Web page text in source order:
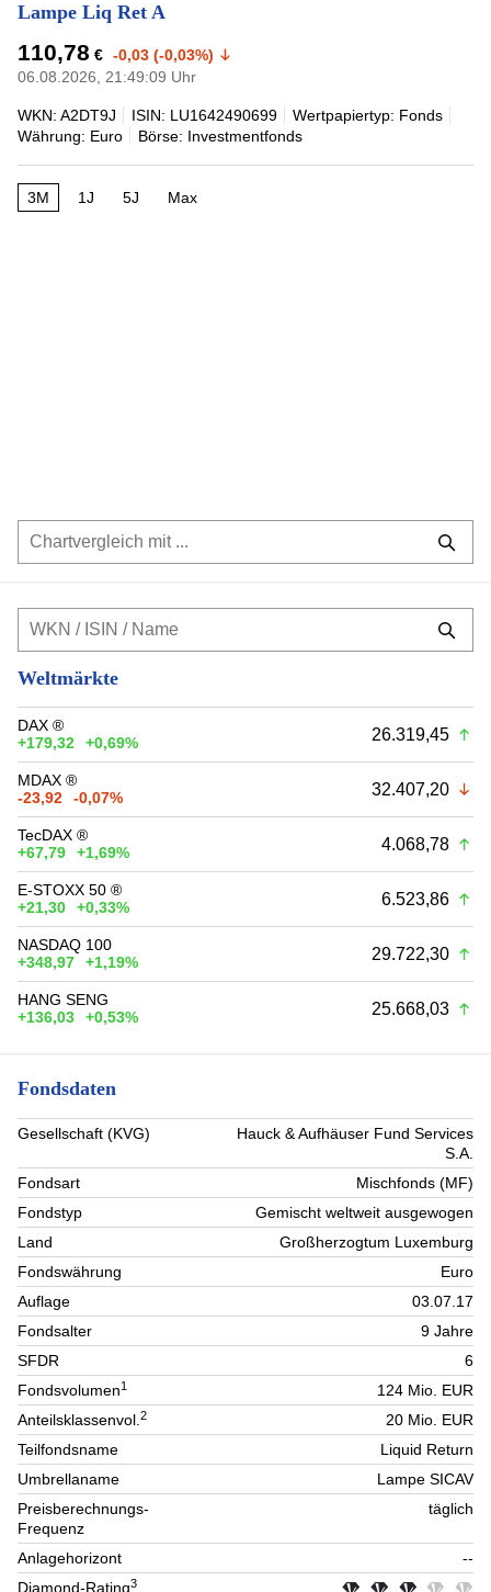
Lampe Liq Ret A
110,78 € -0,03 (-0,03%)
06.08.2026, 21:49:09 Uhr
WKN: A2DT9J ISIN: LU1642490699
Wertpapiertyp: Fonds
Währung: Euro
Börse: Investmentfonds
3M 1J 5J Max
Weltmärkte
DAX ®
+179,32
+0,69% 26.319,45
MDAX ®
-23,92
-0,07% 32.407,20
TecDAX ®
+67,79
+1,69% 4.068,78
E-STOXX 50 ®
+21,30
+0,33% 6.523,86
NASDAQ 100
+348,97
+1,19% 29.722,30
HANG SENG
+136,03
+0,53% 25.668,03
Fondsdaten
Gesellschaft (KVG)
Hauck & Aufhäuser Fund Services
S.A.
Fondsart
Mischfonds (MF)
Fondstyp
Gemischt weltweit ausgewogen
Land
Großherzogtum Luxemburg
Fondswährung
Euro
Auflage
03.07.17
Fondsalter
9 Jahre
SFDR
6
Fondsvolumen1
124 Mio. EUR
Anteilsklassenvol.2
20 Mio. EUR
Teilfondsname
Liquid Return
Umbrellaname
Lampe SICAV
Preisberechnungs-
Frequenz
täglich
Anlagehorizont
--
Diamond-Rating3